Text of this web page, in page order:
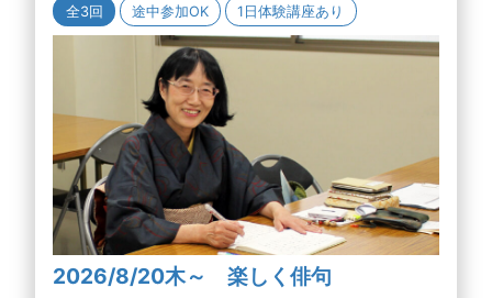
全3回 途中参加OK 1日体験講座あり
2026/8/20木～ 楽しく俳句